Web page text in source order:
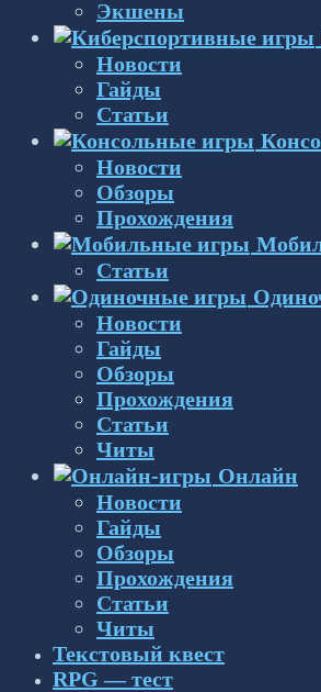
Экшены
Новости
Гайды
Статьи
Новости
Обзоры
Прохождения
Статьи
Новости
Гайды
Обзоры
Прохождения
Статьи
Читы
Онлайн
Новости
Гайды
Обзоры
Прохождения
Статьи
Читы
Текстовый квест
RPG — тест